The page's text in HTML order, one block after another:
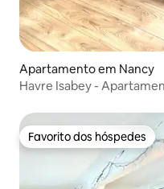
Apartamento em Nancy
Havre Isabey -
Favorito dos hóspedes
Favorito dos hóspedes